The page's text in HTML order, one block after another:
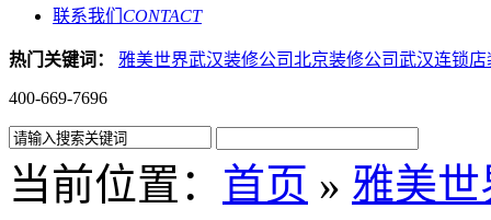
联系我们 CONTACT
热门关键词： 雅美世界武汉装修公司北京装修公司武汉连锁店
400-669-7696
当前位置： 首页 » 雅美